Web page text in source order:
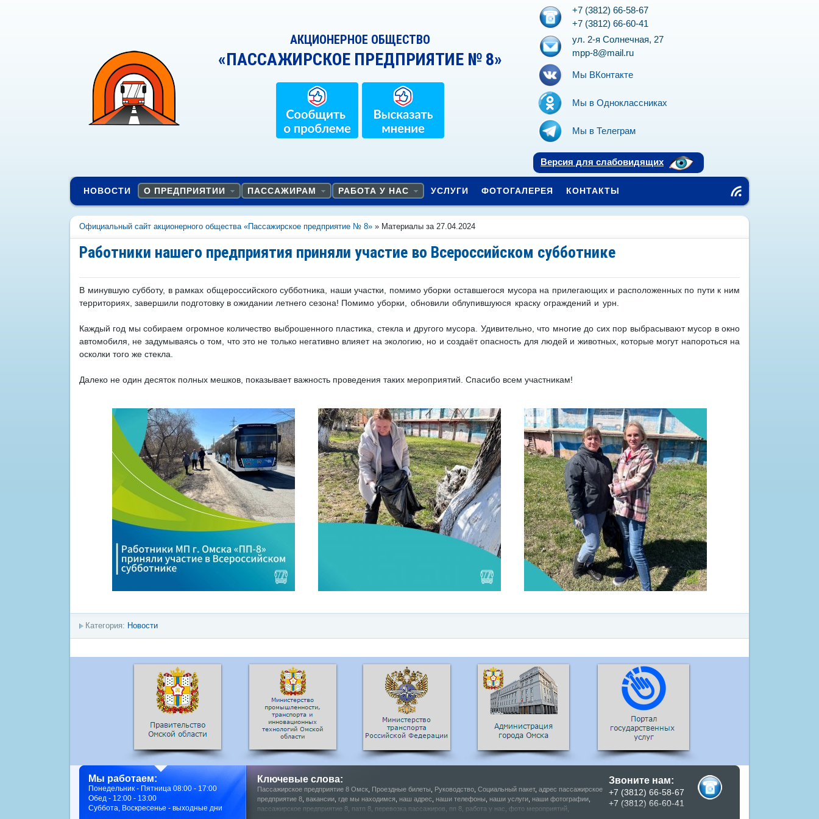
АКЦИОНЕРНОЕ ОБЩЕСТВО
«ПАССАЖИРСКОЕ ПРЕДПРИЯТИЕ № 8»
+7 (3812) 66-58-67
+7 (3812) 66-60-41
ул. 2-я Солнечная, 27
mpp-8@mail.ru
Мы ВКонтакте
Мы в Одноклассниках
Мы в Телеграм
Версия для слабовидящих
НОВОСТИ О ПРЕДПРИЯТИИ ПАССАЖИРАМ РАБОТА У НАС УСЛУГИ ФОТОГАЛЕРЕЯ
КОНТАКТЫ
SS
Официальный сайт акционерного общества «Пассажирское предприятие № 8» » Материалы за 27.04.2024
Работники нашего предприятия приняли участие во Всероссийском субботнике
В минувшую субботу, в рамках общероссийского субботника, наши участки, помимо уборки оставшегося мусора на прилегающих и расположенных по пути к ним
территориях, завершили подготовку в ожидании летнего сезона! Помимо уборки, обновили облупившуюся краску ограждений и урн.
Каждый год мы собираем огромное количество выброшенного пластика, стекла и другого мусора. Удивительно, что многие до сих пор выбрасывают мусор в окно
автомобиля, не задумываясь о том, что это не только негативно влияет на экологию, но и создаёт опасность для людей и животных, которые могут напороться на
осколки того же стекла.
Далеко не один десяток полных мешков, показывает важность проведения таких мероприятий. Спасибо всем участникам!
Категория: Новости
Ключевые слова:
Пассажирское предприятие 8 Омск Проездные билеты Руководство Социальный пакет, адрес пассажирское
предприятие 8 вакансии где мы находимся наш адрес наши телефоны наши услуги наши фотографии
пассажирское предприятие 8 патп 8 перевозка пассажиров пп 8 работа у нас фото мероприятий
Звоните нам:
+7 (3812) 66-58-67
+7 (3812) 66-60-41
Мы работаем:
Понедельник - Пятница 08:00 - 17:00
Обед - 12:00 - 13:00
Суббота, Воскресенье - выходные дни